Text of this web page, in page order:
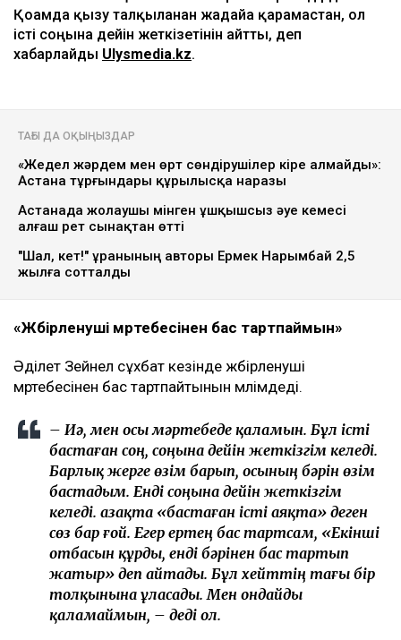
Қоғамда қызу талқыланған жағдайға қарамастан, ол
істі соңына дейін жеткізетінін айтты, деп
хабарлайды Ulysmedia.kz.
ТАҒЫ ДА ОҚЫҢЫЗДАР
«Жедел жәрдем мен өрт сөндірушілер кіре алмайды»:
Астана тұрғындары құрылысқа наразы
Астанада жолаушы мінген ұшқышсыз әуе кемесі
алғаш рет сынақтан өтті
"Шал, кет!" ұранының авторы Ермек Нарымбай 2,5
жылға сотталды
«Жәбірленуші мәртебесінен бас тартпаймын»
Әділет Зейнел сұхбат кезінде жәбірленуші
мәртебесінен бас тартпайтынын мәлімдеді.
– Иә, мен осы мәртебеде қаламын. Бұл істі
бастаған соң, соңына дейін жеткізгім келеді.
Барлық жерге өзім барып, осының бәрін өзім
бастадым. Енді соңына дейін жеткізгім
келеді. Қазақта «бастаған істі аяқта» деген
сөз бар ғой. Егер ертең бас тартсам, «Екінші
отбасын құрды, енді бәрінен бас тартып
жатыр» деп айтады. Бұл хейттің тағы бір
толқынына ұласады. Мен ондайды
қаламаймын, – деді ол.